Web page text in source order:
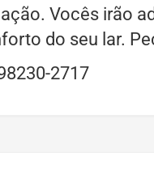
Vocês irão
do seu lar.
2717